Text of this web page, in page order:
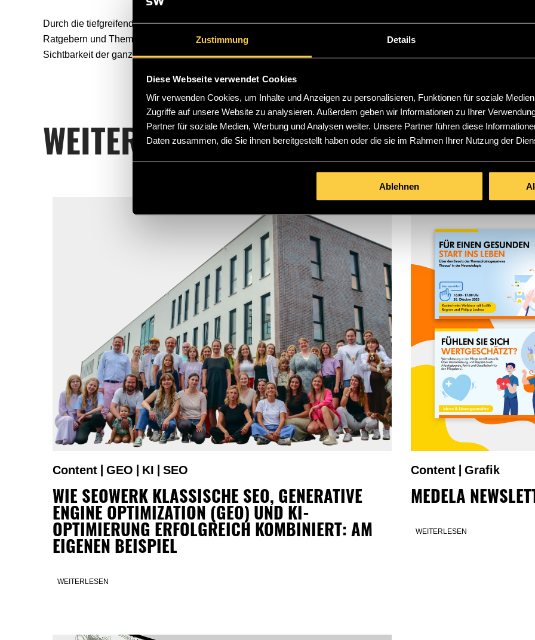
Zustimmung Details
Diese Webseite verwendet Cookies
Wir verwenden Cookies, um Inhalte und Anzeigen zu personalisieren, Funktionen für soziale
Zugriffe auf unsere Website zu analysieren. Außerdem geben wir Informationen zu Ihrer
Partner für soziale Medien, Werbung und Analysen weiter. Unsere Partner führen diese
Daten zusammen, die Sie ihnen bereitgestellt haben oder die sie im Rahmen Ihrer Nutzung der
Ablehnen
Durch die tiefgreifenden Maßnahmen der redaktionellen Suchmaschinenoptimierung (insbesondere des
Ratgebern und Themen-Clustern in der Suchmaschine auch zu generischen Informationssuchanfragen signifikant
Sichtbarkeit der ganzen Domain erheblich verbessert (über 50 Prozent). So halfen wir dabei, binnen eines Jahres
WEITERE INTERESSANTE SUCCESS
Content| GEO KI SEO
WIE SEOWERK KLASSISCHE SEO, GENERATIVE
ENGINE OPTIMIZATION (GEO) UND KI-
OPTIMIERUNG ERFOLGREICH KOMBINIERT: AM
EIGENEN BEISPIEL
WEITERLESEN
Content| Grafik
MEDELA
WEITERLESEN